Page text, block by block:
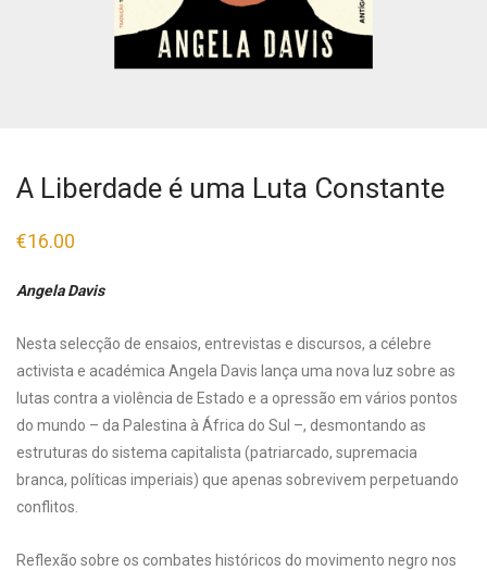
A Liberdade é uma Luta Constante
€16.00
Angela Davis
Nesta selecção de ensaios, entrevistas e discursos, a célebre
activista e académica Angela Davis lança uma nova luz sobre as
lutas contra a violência de Estado e a opressão em vários pontos
do mundo – da Palestina à África do Sul –, desmontando as
estruturas do sistema capitalista (patriarcado, supremacia
branca, políticas imperiais) que apenas sobrevivem perpetuando
conflitos.
Reflexão sobre os combates históricos do movimento negro nos